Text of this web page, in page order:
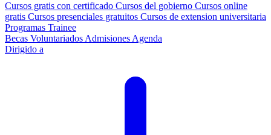
Cursos gratis con certificado Cursos del gobierno Cursos online
gratis Cursos presenciales gratuitos Cursos de extension universitaria
Programas Trainee
Becas Voluntariados Admisiones Agenda
Dirigido a